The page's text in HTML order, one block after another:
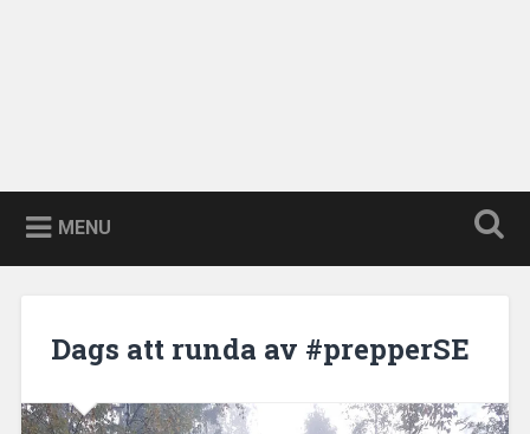
MENU
Dags att runda av #prepperSE